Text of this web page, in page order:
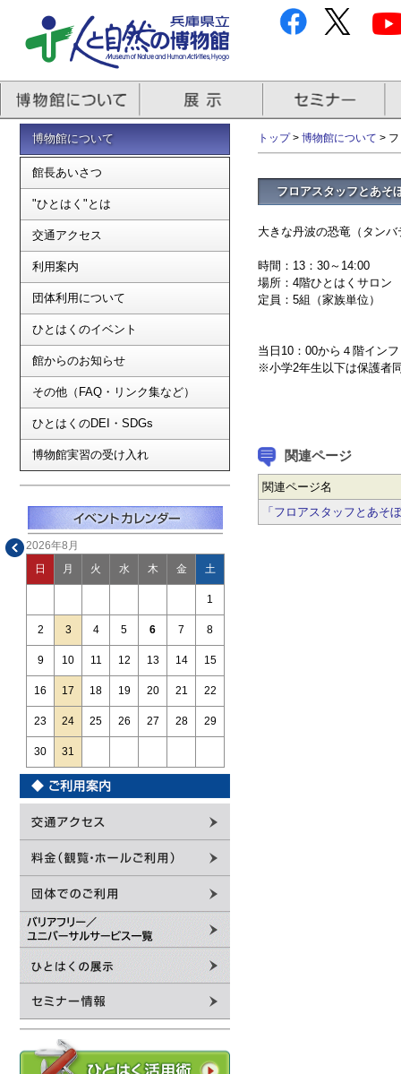
博物館について
館長あいさつ
"ひとはく"とは
交通アクセス
利用案内
団体利用について
ひとはくのイベント
館からのお知らせ
その他（FAQ・リンク集など）
ひとはくのDEI・SDGs
博物館実習の受け入れ
2026年8月
日 月 火 水 木 金 土
1
2 3 4 5 6 7 8
9 10 11 12 13 14 15
16 17 18 19 20 21 22
23 24 25 26 27 28 29
30 31
トップ> 博物館について >
フロアスタッフとあそ
大きな丹波の恐竜（タン
時間：13：30～14:00
場所：4階ひとはくサロン
定員：5組（家族単位）
当日10：00から４階イン
※小学2年生以下は保護者
関連ページ
関連ページ名
「フロアスタッフとあそ